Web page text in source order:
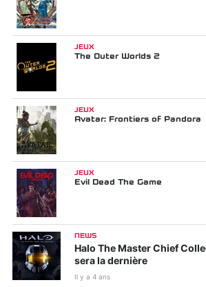
JEUX
The Outer Worlds 2
JEUX
Avatar: Frontiers of Pandora
JEUX
Evil Dead The Game
NEWS
Halo The Master Chief
sera la dernière
Il y a 4 ans